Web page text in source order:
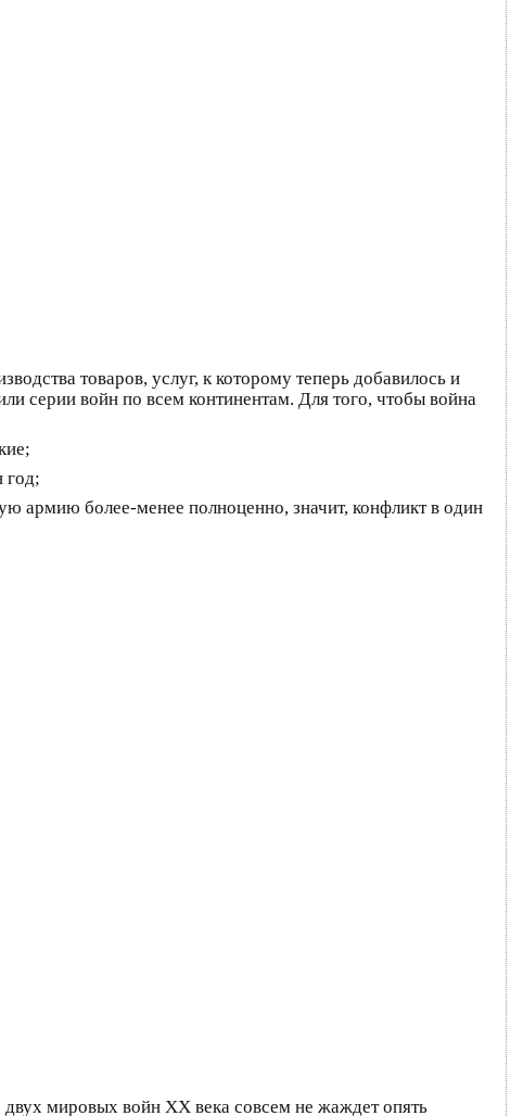
товаров, услуг, к которому теперь добавилось и
серии войн по всем континентам. Для того, чтобы война
год;
армию более-менее полноценно, значит, конфликт в один
мировых войн ХХ века совсем не жаждет опять